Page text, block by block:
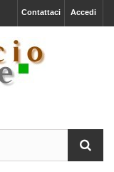
Accedi
Contattaci